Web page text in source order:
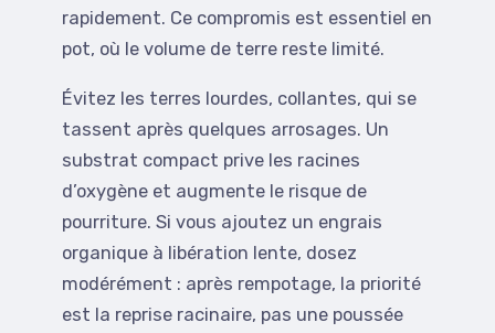
rapidement. Ce compromis est essentiel en
pot, où le volume de terre reste limité.
Évitez les terres lourdes, collantes, qui se
tassent après quelques arrosages. Un
substrat compact prive les racines
d’oxygène et augmente le risque de
pourriture. Si vous ajoutez un engrais
organique à libération lente, dosez
modérément : après rempotage, la priorité
est la reprise racinaire, pas une poussée